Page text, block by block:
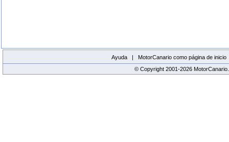
Ayuda | MotorCanario como página de inicio
© Copyright 2001-2026